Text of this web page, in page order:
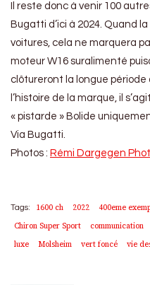
Il reste donc à venir 100
Bugatti d’ici à 2024. Quand
voitures, cela ne marquera
moteur W16 suralimenté
clôtureront la longue
l’histoire de la marque, il
« pistarde » Bolide
Via Bugatti.
Photos : Rémi Dargegen
Tags: 1600 ch 2022 400eme
Chiron Super Sport
communication
luxe
Molsheim vert foncé vie